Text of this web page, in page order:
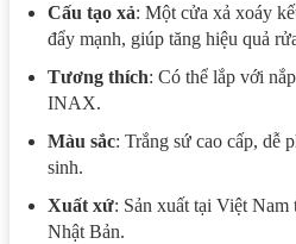
Cấu tạo xả: Một cửa xả xoáy
đẩy mạnh, giúp tăng hiệu quả
Tương thích: Có thể lắp với
INAX.
Màu sắc: Trắng sứ cao cấp, dễ
sinh.
Xuất xứ: Sản xuất tại Việt Nam
Nhật Bản.